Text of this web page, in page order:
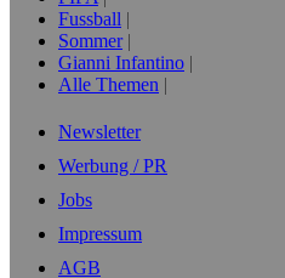
Fussball
Sommer
Gianni Infantino
Alle Themen
Newsletter
Werbung / PR
Jobs
Impressum
AGB